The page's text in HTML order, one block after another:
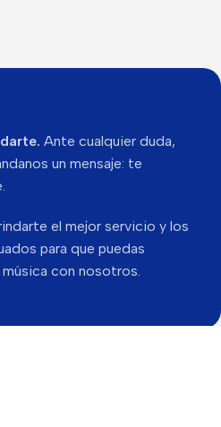
Ante cualquier duda,
un mensaje: te
el mejor servicio y los
para que puedas
con nosotros.